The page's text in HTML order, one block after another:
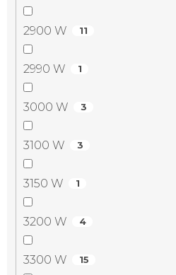
2900 W 11
2990 W 1
3000 W 3
3100 W 3
3150 W 1
3200 W 4
3300 W 15